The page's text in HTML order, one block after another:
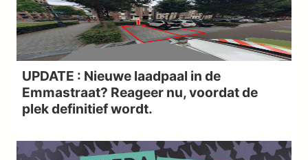
UPDATE : Nieuwe laadpaal in de
Emmastraat? Reageer nu, voordat de
plek definitief wordt.